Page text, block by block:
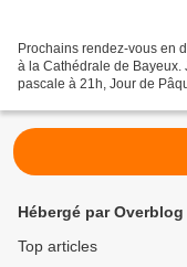
Prochains rendez-vous en
à la Cathédrale de
pascale à 21h, Jour de
Hébergé par Overblog
Top articles